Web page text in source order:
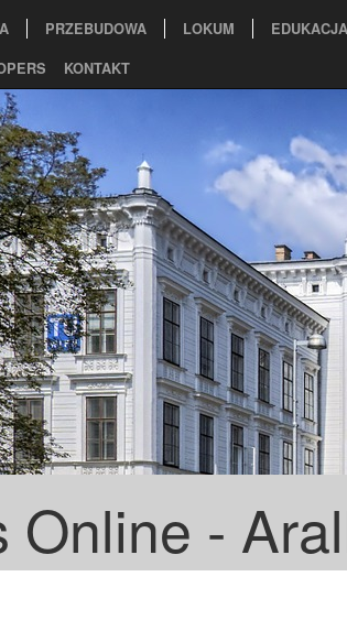
PRZEBUDOWA LOKUM EDUKACJA
KONTAKT
Online -